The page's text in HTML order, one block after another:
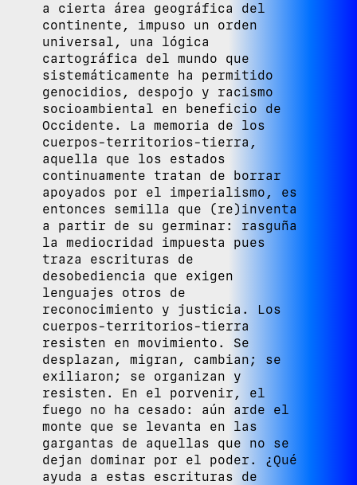
a cierta área geográfica del
continente, impuso un orden
universal, una lógica
cartográfica del mundo que
sistemáticamente ha permitido
genocidios, despojo y racismo
socioambiental en beneficio de
Occidente. La memoria de los
cuerpos-territorios-tierra,
aquella que los estados
continuamente tratan de borrar
apoyados por el imperialismo, es
entonces semilla que (re)inventa
a partir de su germinar: rasguña
la mediocridad impuesta pues
traza escrituras de
desobediencia que exigen
lenguajes otros de
reconocimiento y justicia. Los
cuerpos-territorios-tierra
resisten en movimiento. Se
desplazan, migran, cambian; se
exiliaron; se organizan y
resisten. En el porvenir, el
fuego no ha cesado: aún arde el
monte que se levanta en las
gargantas de aquellas que no se
dejan dominar por el poder. ¿Qué
ayuda a estas escrituras de